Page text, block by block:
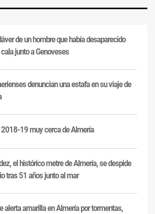
de un hombre que había desaparecido
junto a Genoveses
denuncian una estafa en su viaje de
2018-19 muy cerca de Almería
el histórico metre de Almería, se despide
tras 51 años junto al mar
alerta amarilla en Almería por tormentas,